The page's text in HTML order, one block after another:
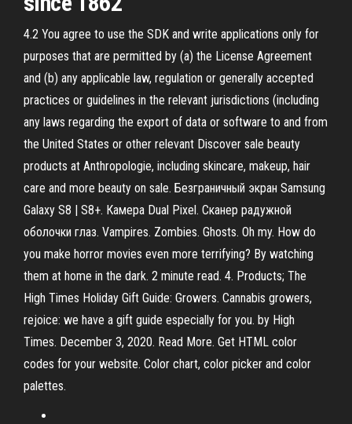
4.2 You agree to use the SDK and write applications only for
purposes that are permitted by (a) the License Agreement
and (b) any applicable law, regulation or generally accepted
practices or guidelines in the relevant jurisdictions (including
any laws regarding the export of data or software to and from
the United States or other relevant Discover sale beauty
products at Anthropologie, including skincare, makeup, hair
care and more beauty on sale. Безграничный экран Samsung
Galaxy S8 | S8+. Камера Dual Pixel. Сканер радужной
оболочки глаз. Vampires. Zombies. Ghosts. Oh my. How do
you make horror movies even more terrifying? By watching
them at home in the dark. 2 minute read. 4. Products; The
High Times Holiday Gift Guide: Growers. Cannabis growers,
rejoice: we have a gift guide especially for you. by High
Times. December 3, 2020. Read More. Get HTML color
codes for your website. Color chart, color picker and color
palettes.